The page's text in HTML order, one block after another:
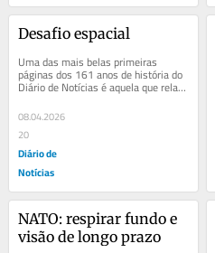
Desafio espacial
Uma das mais belas primeiras
páginas dos 161 anos de história do
Diário de Notícias é aquela que relata
que Neil Armstrong pisou a Lua.
Temos...
08.04.2026
20
Diário de
Notícias
NATO: respirar fundo e
visão de longo prazo